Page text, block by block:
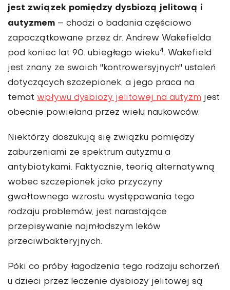
jest związek pomiędzy dysbiozą jelitową i
autyzmem – chodzi o badania częściowo
zapoczątkowane przez dr. Andrew Wakefielda
pod koniec lat 90. ubiegłego wieku4. Wakefield
jest znany ze swoich "kontrowersyjnych" ustaleń
dotyczących szczepionek, a jego praca na
temat wpływu dysbiozy jelitowej na autyzm jest
obecnie powielana przez wielu naukowców.
Niektórzy doszukują się związku pomiędzy
zaburzeniami ze spektrum autyzmu a
antybiotykami. Faktycznie, teorią alternatywną
wobec szczepionek jako przyczyny
gwałtownego wzrostu występowania tego
rodzaju problemów, jest narastające
przepisywanie najmłodszym leków
przeciwbakteryjnych.
Póki co próby łagodzenia tego rodzaju schorzeń
u dzieci przez leczenie dysbiozy jelitowej są